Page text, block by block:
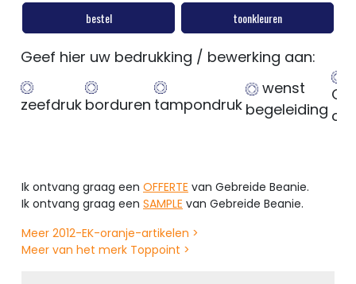
bestel toonkleuren
Geef hier uw bedrukking / bewerking aan:
zeefdruk borduren tampondruk
wenst
begeleiding
Ik ontvang graag een OFFERTE van Gebreide Beanie.
Ik ontvang graag een SAMPLE van Gebreide Beanie.
Meer 2012-EK-oranje-artikelen >
Meer van het merk Toppoint >